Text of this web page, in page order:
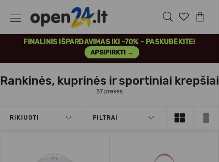
FINALINIS IŠPARDAVIMAS IKI -70% – PASKUBĖKITE!
APSIPIRKTI →
Rankinės, kuprinės ir sportiniai krepšiai
57 prekės
RIKIUOTI FILTRAI